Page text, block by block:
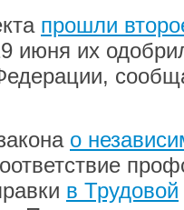
прошли
июня их
о
в Трудовой